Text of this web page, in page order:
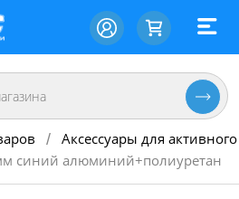
/ Аксессуары для
синий алюминий+полиуретан